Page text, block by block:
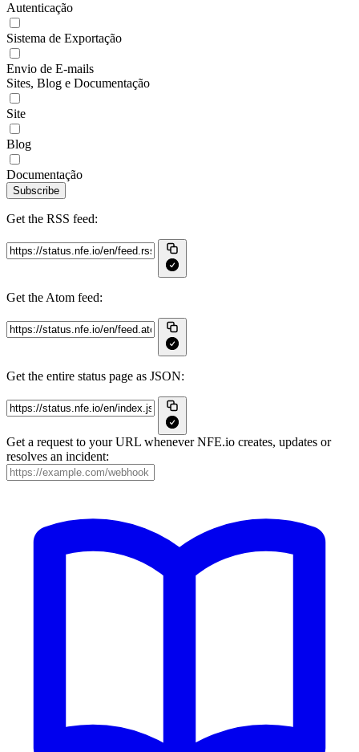
Autenticação
Sistema de Exportação
Envio de E-mails
Sites, Blog e Documentação
Site
Blog
Documentação
Subscribe
Get the RSS feed:
Get the Atom feed:
Get the entire status page as JSON:
Get a request to your URL whenever NFE.io creates, updates or
resolves an incident: